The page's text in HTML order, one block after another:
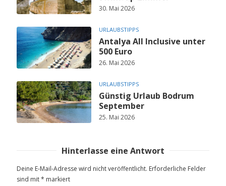
30. Mai 2026
URLAUBSTIPPS
Antalya All Inclusive unter
500 Euro
26. Mai 2026
URLAUBSTIPPS
Günstig Urlaub Bodrum
September
25. Mai 2026
Hinterlasse eine Antwort
Deine E-Mail-Adresse wird nicht veröffentlicht. Erforderliche Felder
sind mit* markiert